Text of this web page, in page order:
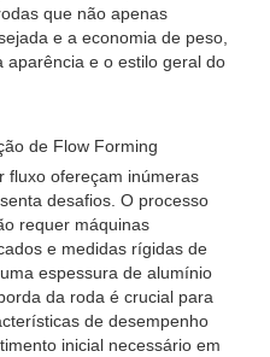
que não apenas
e a economia de peso,
aparência e o estilo geral do
de Flow Forming
fluxo ofereçam inúmeras
desafios. O processo
requer máquinas
e medidas rígidas de
espessura de alumínio
da roda é crucial para
de desempenho
inicial necessário em